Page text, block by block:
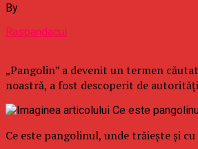
By
Raspandacul
„Pangolin” a devenit un termen
noastră, a fost descoperit de
Ce este pangolinul, unde trăieşte şi